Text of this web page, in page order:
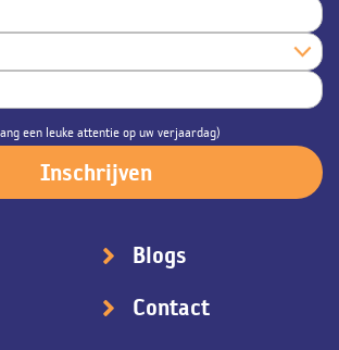
een leuke attentie op uw verjaardag)
Blogs
Contact